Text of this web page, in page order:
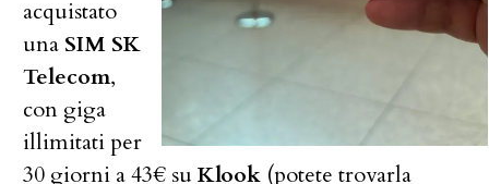
acquistato
una SIM SK
Telecom,
con giga
illimitati per
30 giorni a 43€ su Klook (potete trovarla